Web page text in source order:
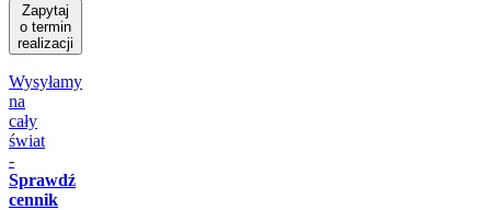
Zapytaj
o termin
realizacji
Wysyłamy
na
cały
świat
-
Sprawdź
cennik